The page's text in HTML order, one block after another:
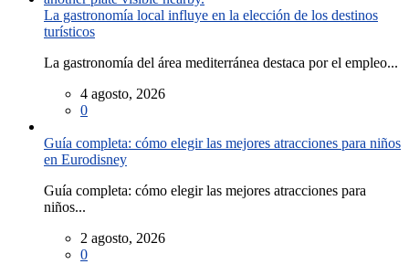
La gastronomía local influye en la elección de los destinos
turísticos
La gastronomía del área mediterránea destaca por el empleo...
4 agosto, 2026
0
Guía completa: cómo elegir las mejores atracciones para niños
en Eurodisney
Guía completa: cómo elegir las mejores atracciones para
niños...
2 agosto, 2026
0